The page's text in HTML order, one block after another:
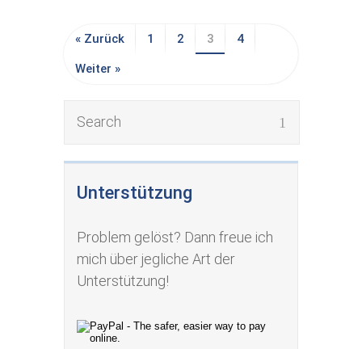
« Zurück 1 2 3 4
Weiter »
Unterstützung
Problem gelöst? Dann freue ich
mich über jegliche Art der
Unterstützung!